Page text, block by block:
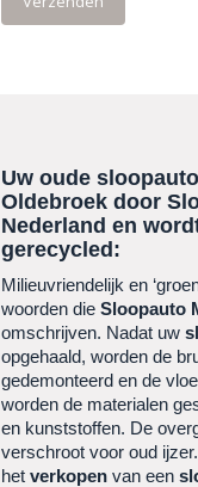
Uw oude
Oldebroek door
Nederland en
gerecycled:
Milieuvriendelijk en
woorden die Sloopauto
omschrijven. Nadat uw
opgehaald, worden de
gedemonteerd en de
worden de materialen
en kunststoffen. De
verschroot voor oud
het verkopen van een